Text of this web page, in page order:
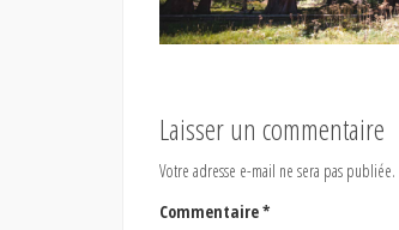
Laisser un commentaire
Votre adresse e-mail ne sera pas publiée.
Commentaire*